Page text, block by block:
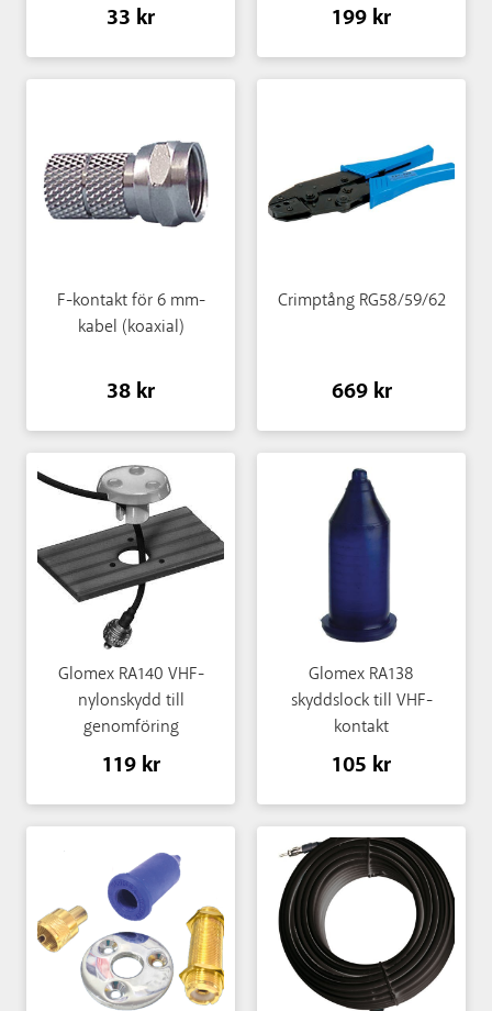
33 kr 199 kr
F-kontakt för 6 mm-
kabel (koaxial)
38 kr
Crimptång RG58/59/62
669 kr
Glomex RA140 VHF-
nylonskydd till
genomföring
119 kr
Glomex RA138
skyddslock till VHF-
kontakt
105 kr